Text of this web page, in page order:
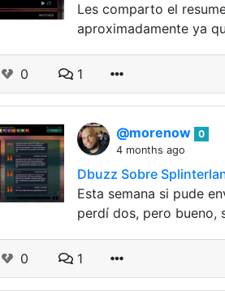
Les comparto el
aproximadamente ya
0 1
@morenow 0
4 months ago
Dbuzz Sobre
Esta semana si pude
perdí dos, pero bueno,
0 1